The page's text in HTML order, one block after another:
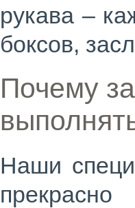
рукава –
боксов,
Почему
Наши